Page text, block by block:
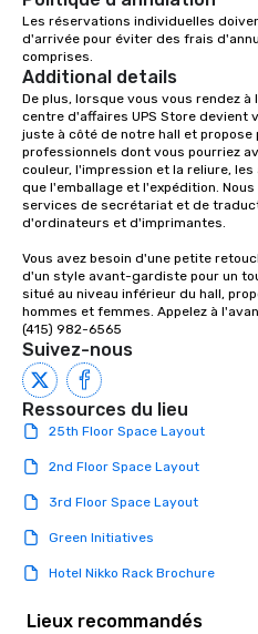
Les réservations individuelles
d'arrivée pour éviter des frais
comprises.
Additional details
De plus, lorsque vous vous rendez
centre d'affaires UPS Store devient
juste à côté de notre hall et
professionnels dont vous pourriez
couleur, l'impression et la reliure,
que l'emballage et l'expédition.
services de secrétariat et de
d'ordinateurs et d'imprimantes.
Vous avez besoin d'une petite
d'un style avant-gardiste pour un
situé au niveau inférieur du hall,
hommes et femmes. Appelez à
(415) 982-6565
Suivez-nous
Ressources du lieu
25th Floor Space Layout
2nd Floor Space Layout
3rd Floor Space Layout
Green Initiatives
Hotel Nikko Rack Brochure
Lieux recommandés